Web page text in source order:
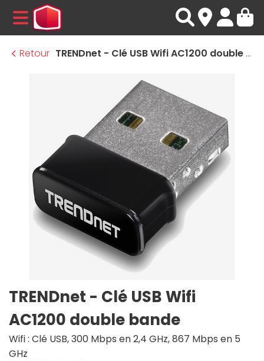
MENU
Retour
TRENDnet - Clé USB Wifi AC1200 double bande
TRENDnet - Clé USB Wifi
AC1200 double bande
Wifi : Clé USB, 300 Mbps en 2,4 GHz, 867 Mbps en 5
GHz